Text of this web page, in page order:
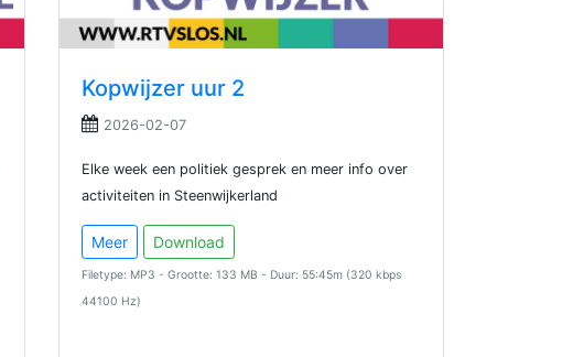
Kopwijzer uur 2
2026-02-07
Elke week een politiek gesprek en meer info over
activiteiten in Steenwijkerland
Meer Download
Filetype: MP3 - Grootte: 133 MB - Duur: 55:45m (320 kbps
44100 Hz)